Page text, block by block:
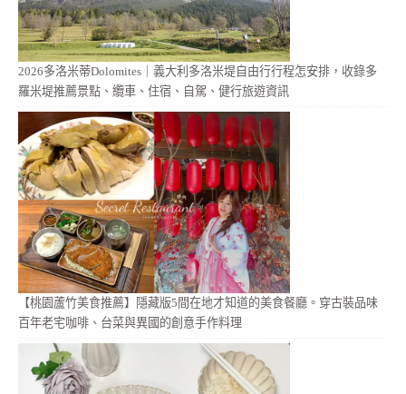
2026多洛米蒂Dolomites｜義大利多洛米堤自由行行程怎安排，收錄多
羅米堤推薦景點、纜車、住宿、自駕、健行旅遊資訊
【桃園蘆竹美食推薦】隱藏版5間在地才知道的美食餐廳。穿古裝品味
百年老宅咖啡、台菜與異國的創意手作料理